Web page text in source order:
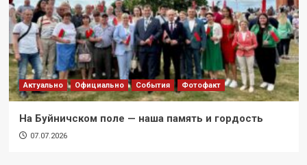
Актуально Официально События Фотофакт
На Буйничском поле — наша память и гордость
07.07.2026